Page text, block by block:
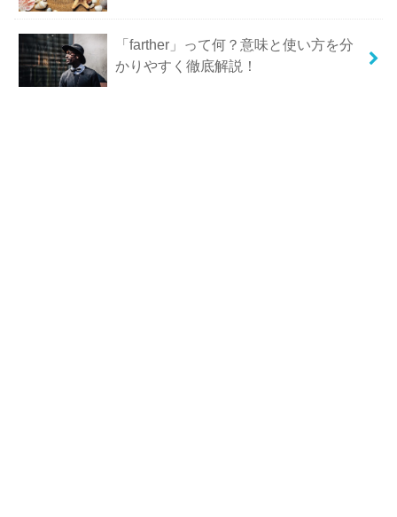
「farther」って何？意味と使い方を分
かりやすく徹底解説！